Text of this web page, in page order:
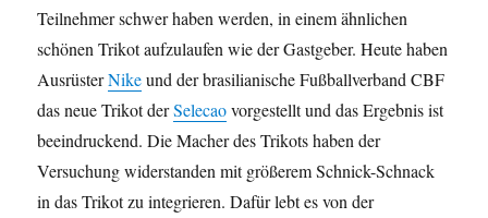
Teilnehmer schwer haben werden, in einem ähnlichen
schönen Trikot aufzulaufen wie der Gastgeber. Heute haben
AusrüsterNikeund der brasilianische Fußballverband CBF
das neue Trikot derSelecaovorgestellt und das Ergebnis ist
beeindruckend. Die Macher des Trikots haben der
Versuchung widerstanden mit größerem Schnick-Schnack
in das Trikot zu integrieren. Dafür lebt es von der